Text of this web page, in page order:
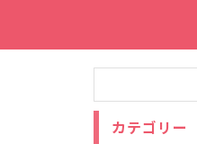
カテゴリー